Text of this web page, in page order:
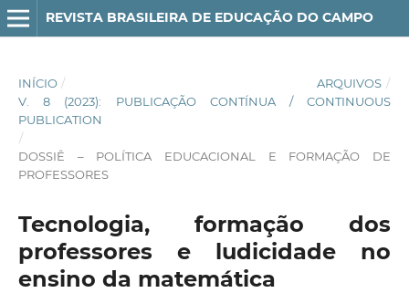
REVISTA BRASILEIRA DE EDUCAÇÃO DO CAMPO
INÍCIO / ARQUIVOS /
V. 8 (2023): PUBLICAÇÃO CONTÍNUA / CONTINUOUS
PUBLICATION
/
DOSSIÊ – POLÍTICA EDUCACIONAL E FORMAÇÃO DE
PROFESSORES
Tecnologia, formação dos
professores e ludicidade no
ensino da matemática